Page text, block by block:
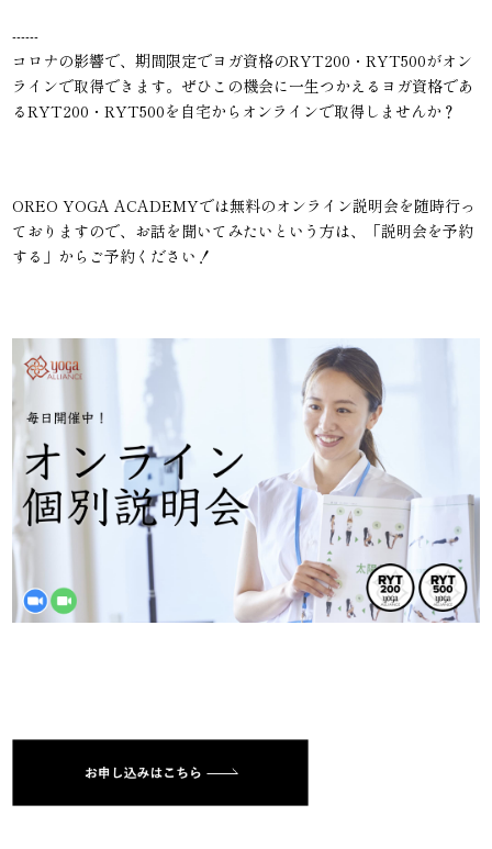
------
コロナの影響で、期間限定でヨガ資格のRYT200・RYT500がオン
ラインで取得できます。ぜひこの機会に一生つかえるヨガ資格であ
るRYT200・RYT500を自宅からオンラインで取得しませんか？
OREO YOGA ACADEMYでは無料のオンライン説明会を随時行っ
ておりますので、お話を聞いてみたいという方は、「説明会を予約
する」からご予約ください！